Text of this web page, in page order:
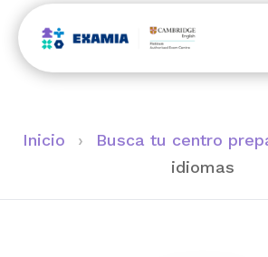
Inicio › Busca tu centro
idiomas